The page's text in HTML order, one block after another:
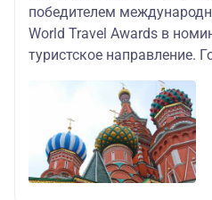
победителем
World Travel Awards в
туристское направление.